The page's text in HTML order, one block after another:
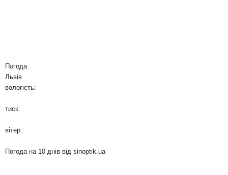
Погода
Львів
вологість:
тиск:
вітер:
Погода на 10 днів від sinoptik.ua